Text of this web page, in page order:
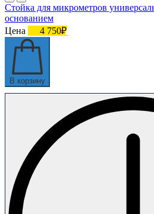
Стойка для микрометров
основанием
Цена
4 750₽
В корзину